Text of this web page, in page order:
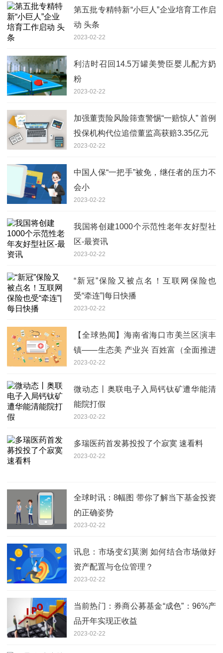
第五批专精特新“小巨人”企业培育工作启
动 头条
2023-02-22
利洁时召回14.5万罐美赞臣婴儿配方奶
粉
2023-02-22
加强董责险风险筛查警惕“一赔惊人” 首例
投保机构代位追偿董监高获赔3.35亿元
2023-02-22
中国人保“一把手”被免，继任者的压力不
会小
2023-02-22
我国将创建1000个示范性老年友好型社
区-最资讯
2023-02-22
“新冠”保险又被点名！互联网保险也
受“牵连”|每日快播
2023-02-22
【全球热闻】海南省海口市美兰区演丰
镇——生态美 产业兴 百姓富（全面推进
乡村振兴）
2023-02-22
微动态丨奥联电子入局钙钛矿遭华能清
能院打假
2023-02-22
多瑞医药首发募投投了个寂寞 速看料
2023-02-22
全球时讯：8幅图 带你了解当下基金投资
的正确姿势
2023-02-22
讯息：市场变幻莫测 如何结合市场做好
资产配置与仓位管理？
2023-02-22
当前热门：券商公募基金“成色”：96%产
品开年实现正收益
2023-02-22